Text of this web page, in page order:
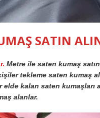
SATIN
. Metre ile saten kumaş
tekleme saten kumaş
elde kalan saten kumaşları
alanlar.